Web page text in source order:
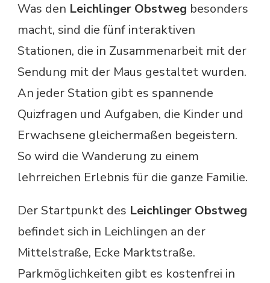
Was den Leichlinger Obstweg besonders
macht, sind die fünf interaktiven
Stationen, die in Zusammenarbeit mit der
Sendung mit der Maus gestaltet wurden.
An jeder Station gibt es spannende
Quizfragen und Aufgaben, die Kinder und
Erwachsene gleichermaßen begeistern.
So wird die Wanderung zu einem
lehrreichen Erlebnis für die ganze Familie.
Der Startpunkt des Leichlinger Obstweg
befindet sich in Leichlingen an der
Mittelstraße, Ecke Marktstraße.
Parkmöglichkeiten gibt es kostenfrei in